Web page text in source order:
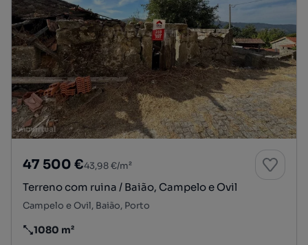
47 500 €43,98 €/m²
Terreno com ruina / Baião, Campelo e Ovil
Campelo e Ovil, Baião, Porto
Preço por metro quadrado
1080 m²